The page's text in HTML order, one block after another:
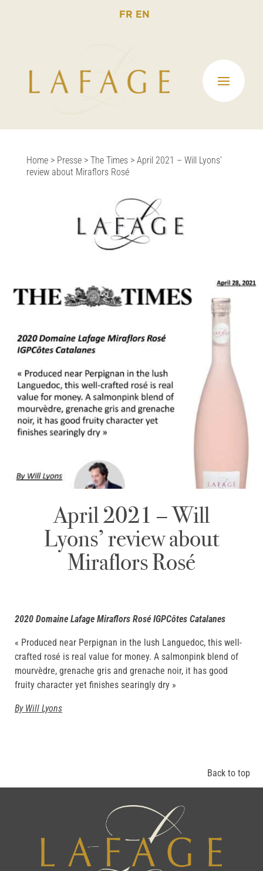
FR EN
Home> Presse> The Times> April 2021 – Will Lyons’
review about Miraflors Rosé
April 2021 – Will
Lyons’ review about
Miraflors Rosé
2020 Domaine Lafage Miraflors RoséIGPCôtes Catalanes
« Produced near Perpignan in the lush Languedoc, this well-
crafted rosé is real value for money. A salmonpink blend of
mourvèdre, grenache gris and grenache noir, it has good
fruity character yet finishes searingly dry »
By Will Lyons
Back to top